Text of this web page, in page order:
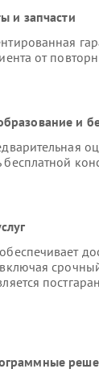
и запчасти
от
и